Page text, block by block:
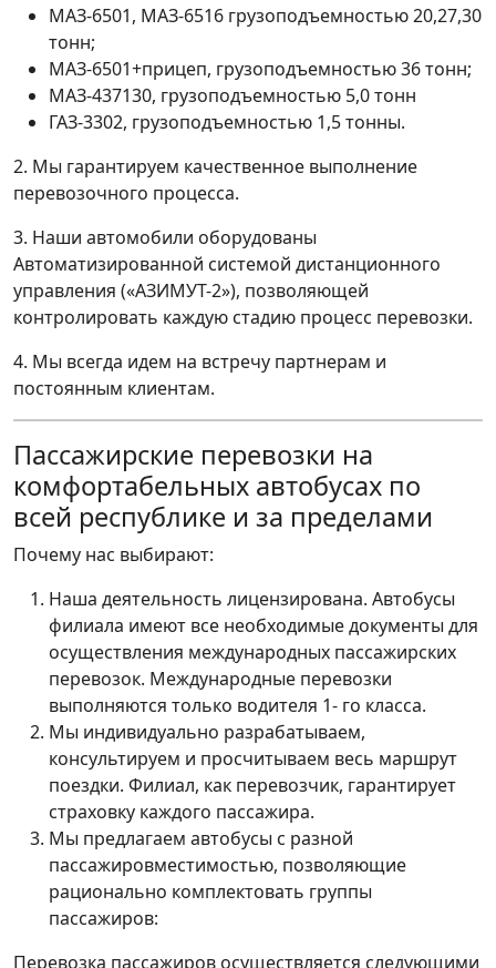
МАЗ-6501, МАЗ-6516 грузоподъемностью 20,27,30
тонн;
МАЗ-6501+прицеп, грузоподъемностью 36 тонн;
МАЗ-437130, грузоподъемностью 5,0 тонн
ГАЗ-3302, грузоподъемностью 1,5 тонны.
2. Мы гарантируем качественное выполнение
перевозочного процесса.
3. Наши автомобили оборудованы
Автоматизированной системой дистанционного
управления («АЗИМУТ-2»), позволяющей
контролировать каждую стадию процесс перевозки.
4. Мы всегда идем на встречу партнерам и
постоянным клиентам.
Пассажирские перевозки на
комфортабельных автобусах по
всей республике и за пределами
Почему нас выбирают:
Наша деятельность лицензирована. Автобусы
филиала имеют все необходимые документы для
осуществления международных пассажирских
перевозок. Международные перевозки
выполняются только водителя 1- го класса.
Мы индивидуально разрабатываем,
консультируем и просчитываем весь маршрут
поездки. Филиал, как перевозчик, гарантирует
страховку каждого пассажира.
Мы предлагаем автобусы с разной
пассажировместимостью, позволяющие
рационально комплектовать группы
пассажиров:
Перевозка пассажиров осуществляется следующими